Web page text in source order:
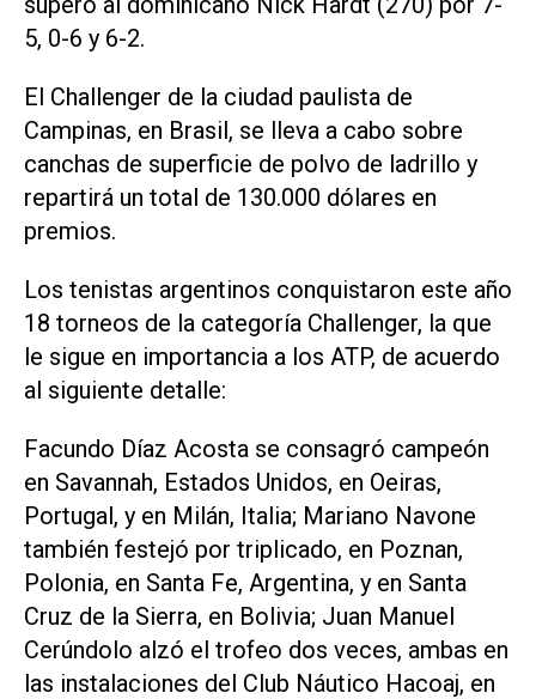
5, 0-6 y 6-2.
El Challenger de la ciudad paulista de
Campinas, en Brasil, se lleva a cabo sobre
canchas de superficie de polvo de ladrillo y
repartirá un total de 130.000 dólares en
premios.
Los tenistas argentinos conquistaron este año
18 torneos de la categoría Challenger, la que
le sigue en importancia a los ATP, de acuerdo
al siguiente detalle:
Facundo Díaz Acosta se consagró campeón
en Savannah, Estados Unidos, en Oeiras,
Portugal, y en Milán, Italia; Mariano Navone
también festejó por triplicado, en Poznan,
Polonia, en Santa Fe, Argentina, y en Santa
Cruz de la Sierra, en Bolivia; Juan Manuel
Cerúndolo alzó el trofeo dos veces, ambas en
las instalaciones del Club Náutico Hacoaj, en